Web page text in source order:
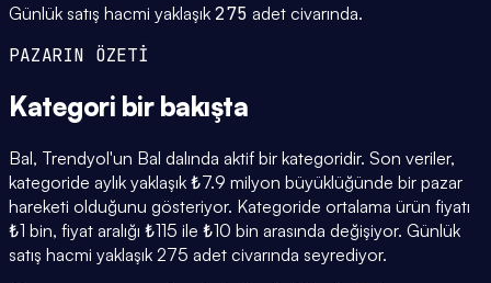
Günlük satış hacmi yaklaşık 275 adet civarında.
PAZARIN ÖZETİ
Kategori bir bakışta
Bal, Trendyol'un Bal dalında aktif bir kategoridir. Son veriler,
kategoride aylık yaklaşık ₺7.9 milyon büyüklüğünde bir pazar
hareketi olduğunu gösteriyor. Kategoride ortalama ürün fiyatı
₺1 bin, fiyat aralığı ₺115 ile ₺10 bin arasında değişiyor. Günlük
satış hacmi yaklaşık 275 adet civarında seyrediyor.